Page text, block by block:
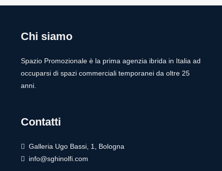
Chi siamo
Spazio Promozionale è la prima agenzia ibrida in Italia ad
occuparsi di spazi commerciali temporanei da oltre 25
anni.
Contatti
Galleria Ugo Bassi, 1, Bologna
info@sghinolfi.com